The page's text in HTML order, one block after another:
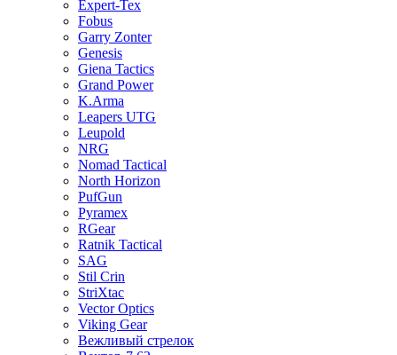
Expert-Tex
Fobus
Garry Zonter
Genesis
Giena Tactics
Grand Power
K.Arma
Leapers UTG
Leupold
NRG
Nomad Tactical
North Horizon
PufGun
Pyramex
RGear
Ratnik Tactical
SAG
Stil Crin
StriXtac
Vector Optics
Viking Gear
Вежливый стрелок